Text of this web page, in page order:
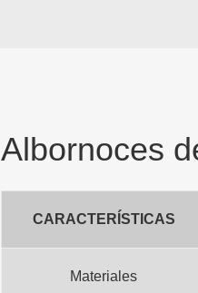
Albornoces
CARACTERÍSTICAS
Materiales